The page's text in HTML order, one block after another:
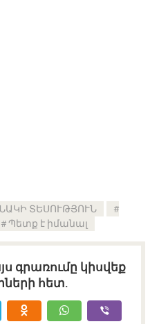
ՏԵՍՈՒԹՅՈՒՆ
Պետք է իմանալ
գրառումը կիսվեք
հետ.